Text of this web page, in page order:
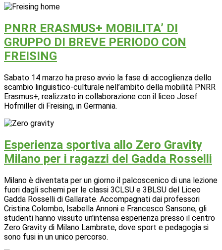
PNRR ERASMUS+ MOBILITA’ DI
GRUPPO DI BREVE PERIODO CON
FREISING
Sabato 14 marzo ha preso avvio la fase di accoglienza dello
scambio linguistico-culturale nell’ambito della mobilità PNRR
Erasmus+, realizzato in collaborazione con il liceo Josef
Hofmiller di Freising, in Germania.
Esperienza sportiva allo Zero Gravity
Milano per i ragazzi del Gadda Rosselli
Milano è diventata per un giorno il palcoscenico di una lezione
fuori dagli schemi per le classi 3CLSU e 3BLSU del Liceo
Gadda Rosselli di Gallarate. Accompagnati dai professori
Cristina Colombo, Isabella Annoni e Francesco Sansone, gli
studenti hanno vissuto un'intensa esperienza presso il centro
Zero Gravity di Milano Lambrate, dove sport e pedagogia si
sono fusi in un unico percorso.